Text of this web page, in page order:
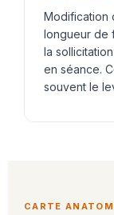
Modification
longueur de
la
en séance.
souvent le
CARTE